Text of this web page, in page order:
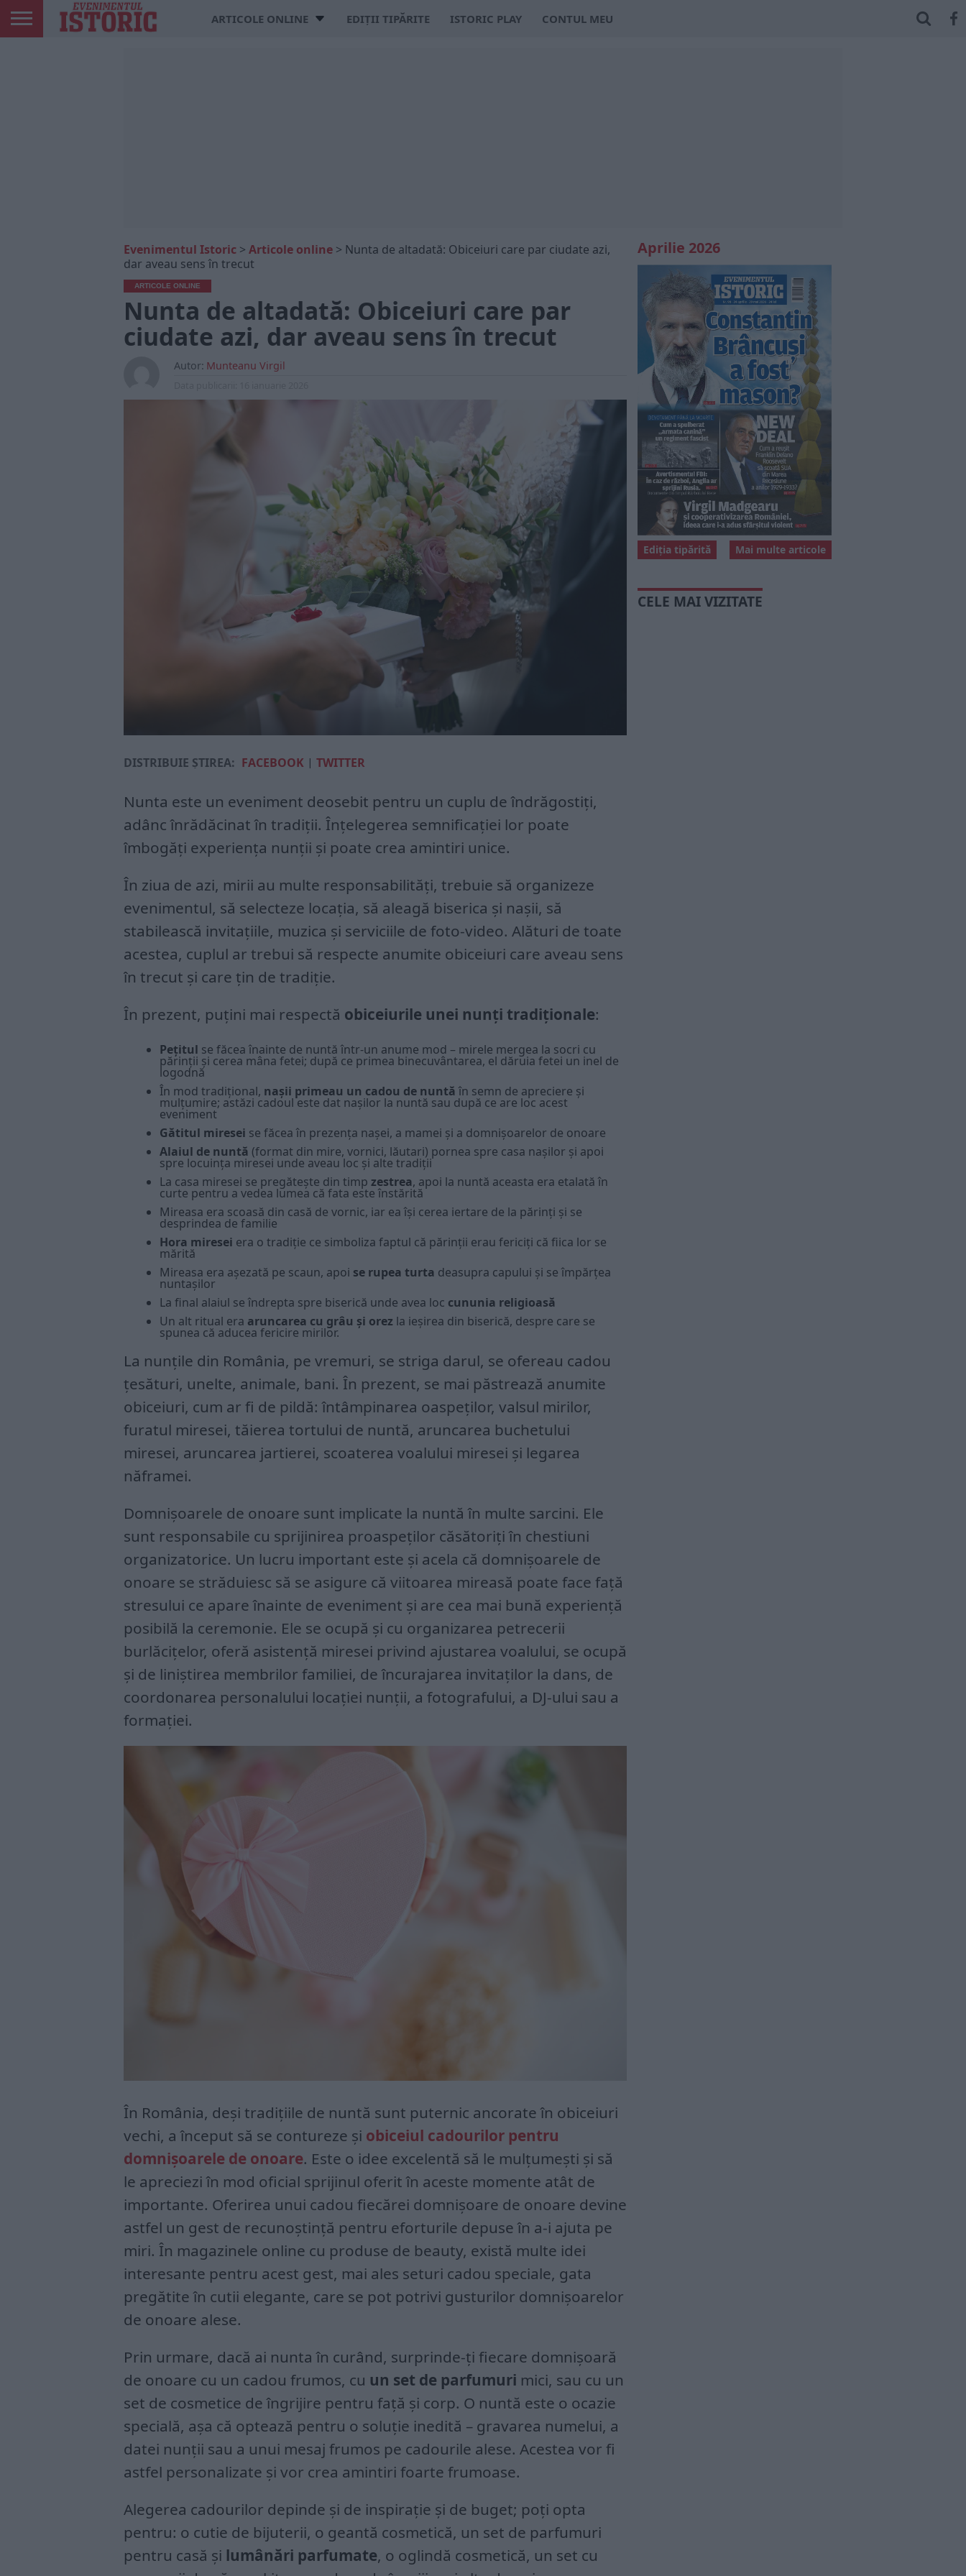
ARTICOLE ONLINE EDIȚII TIPĂRITE ISTORIC PLAY CONTUL MEU
Evenimentul Istoric > Articole online > Nunta de altadată: Obiceiuri care par ciudate azi,
dar aveau sens în trecut
ARTICOLE ONLINE
Nunta de altadată: Obiceiuri care par
ciudate azi, dar aveau sens în trecut
Autor: Munteanu Virgil
DISTRIBUIE ȘTIREA: FACEBOOK | TWITTER
Nunta este un eveniment deosebit pentru un cuplu de îndrăgostiți,
adânc înrădăcinat în tradiții. Înțelegerea semnificației lor poate
îmbogăți experiența nunții și poate crea amintiri unice.
În ziua de azi, mirii au multe responsabilități, trebuie să organizeze
evenimentul, să selecteze locația, să aleagă biserica și nașii, să
stabilească invitațiile, muzica și serviciile de foto-video. Alături de toate
acestea, cuplul ar trebui să respecte anumite obiceiuri care aveau sens
în trecut și care țin de tradiție.
În prezent, puțini mai respectă obiceiurile unei nunți tradiționale:
Pețitul se făcea înainte de nuntă într-un anume mod – mirele mergea la socri cu
părinții și cerea mâna fetei; după ce primea binecuvântarea, el dăruia fetei un inel de
logodnă
În mod tradițional, nașii primeau un cadou de nuntă în semn de apreciere și
mulțumire; astăzi cadoul este dat nașilor la nuntă sau după ce are loc acest
eveniment
Gătitul miresei se făcea în prezența nașei, a mamei și a domnișoarelor de onoare
Alaiul de nuntă (format din mire, vornici, lăutari) pornea spre casa nașilor și apoi
spre locuința miresei unde aveau loc și alte tradiții
La casa miresei se pregătește din timp zestrea, apoi la nuntă aceasta era etalată în
curte pentru a vedea lumea că fata este înstărită
Mireasa era scoasă din casă de vornic, iar ea își cerea iertare de la părinți și se
desprindea de familie
Hora miresei era o tradiție ce simboliza faptul că părinții erau fericiți că fiica lor se
mărită
Mireasa era așezată pe scaun, apoi se rupea turta deasupra capului și se împărțea
nuntașilor
La final alaiul se îndrepta spre biserică unde avea loc cununia religioasă
Un alt ritual era aruncarea cu grâu și orez la ieșirea din biserică, despre care se
spunea că aducea fericire mirilor.
La nunțile din România, pe vremuri, se striga darul, se ofereau cadou
țesături, unelte, animale, bani. În prezent, se mai păstrează anumite
obiceiuri, cum ar fi de pildă: întâmpinarea oaspeților, valsul mirilor,
furatul miresei, tăierea tortului de nuntă, aruncarea buchetului
miresei, aruncarea jartierei, scoaterea voalului miresei și legarea
năframei.
Domnișoarele de onoare sunt implicate la nuntă în multe sarcini. Ele
sunt responsabile cu sprijinirea proaspeților căsătoriți în chestiuni
organizatorice. Un lucru important este și acela că domnișoarele de
onoare se străduiesc să se asigure că viitoarea mireasă poate face față
stresului ce apare înainte de eveniment și are cea mai bună experiență
posibilă la ceremonie. Ele se ocupă și cu organizarea petrecerii
burlăcițelor, oferă asistență miresei privind ajustarea voalului, se ocupă
și de liniștirea membrilor familiei, de încurajarea invitaților la dans, de
coordonarea personalului locației nunții, a fotografului, a DJ-ului sau a
formației.
În România, deși tradițiile de nuntă sunt puternic ancorate în obiceiuri
vechi, a început să se contureze și obiceiul cadourilor pentru
domnișoarele de onoare. Este o idee excelentă să le mulțumești și să
le apreciezi în mod oficial sprijinul oferit în aceste momente atât de
importante. Oferirea unui cadou fiecărei domnișoare de onoare devine
astfel un gest de recunoștință pentru eforturile depuse în a-i ajuta pe
miri. În magazinele online cu produse de beauty, există multe idei
interesante pentru acest gest, mai ales seturi cadou speciale, gata
pregătite în cutii elegante, care se pot potrivi gusturilor domnișoarelor
de onoare alese.
Prin urmare, dacă ai nunta în curând, surprinde-ți fiecare domnișoară
de onoare cu un cadou frumos, cu un set de parfumuri mici, sau cu un
set de cosmetice de îngrijire pentru față și corp. O nuntă este o ocazie
specială, așa că optează pentru o soluție inedită – gravarea numelui, a
datei nunții sau a unui mesaj frumos pe cadourile alese. Acestea vor fi
astfel personalizate și vor crea amintiri foarte frumoase.
Alegerea cadourilor depinde și de inspirație și de buget; poți opta
pentru: o cutie de bijuterii, o geantă cosmetică, un set de parfumuri
pentru casă și lumânări parfumate, o oglindă cosmetică, un set cu
Aprilie 2026
Mai multe articole
Ediția tipărită
CELE MAI VIZITATE